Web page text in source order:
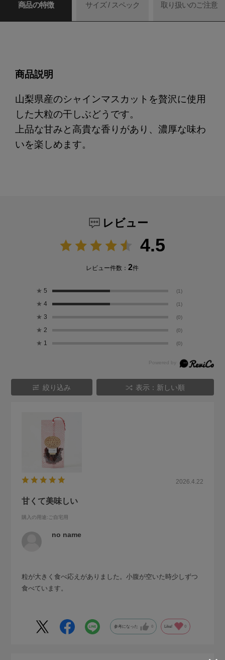
商品の特徴 サイズ / スペック 取り扱いのご注意
商品説明
山梨県産のシャインマスカットを贅沢に使用
した大粒の干しぶどうです。
上品な甘みと高貴な香りがあり、濃厚な味わ
いを楽しめます。
レビュー
4.5
レビュー件数：2件
★ 5 (1)
★ 4 (1)
★ 3 (0)
★ 2 (0)
★ 1 (0)
絞り込み 表示：新しい順
2026.4.22
甘くて美味しい
購入の用途:ご自宅用
no name
粒が大きく食べ応えがありました。小腹が空いた時少しずつ
食べています。
参考になった 0 Like! 0